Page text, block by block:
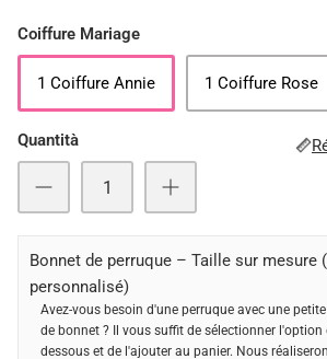
Coiffure Mariage
1 Coiffure Annie 1 Coiffure Rose
Quantità
Bonnet de perruque – Taille sur mesure
personnalisé)
Avez-vous besoin d'une perruque avec une
de bonnet ? Il vous suffit de sélectionner l'option
dessous et de l'ajouter au panier. Nous